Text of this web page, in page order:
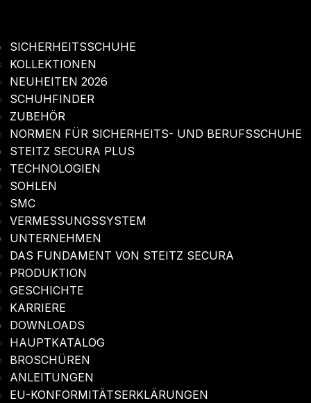
SICHERHEITSSCHUHE
KOLLEKTIONEN
NEUHEITEN 2026
SCHUHFINDER
ZUBEHÖR
NORMEN FÜR SICHERHEITS- UND BERUFSSCHUHE
STEITZ SECURA PLUS
TECHNOLOGIEN
SOHLEN
SMC
VERMESSUNGSSYSTEM
UNTERNEHMEN
DAS FUNDAMENT VON STEITZ SECURA
PRODUKTION
GESCHICHTE
KARRIERE
DOWNLOADS
HAUPTKATALOG
BROSCHÜREN
ANLEITUNGEN
EU-KONFORMITÄTSERKLÄRUNGEN